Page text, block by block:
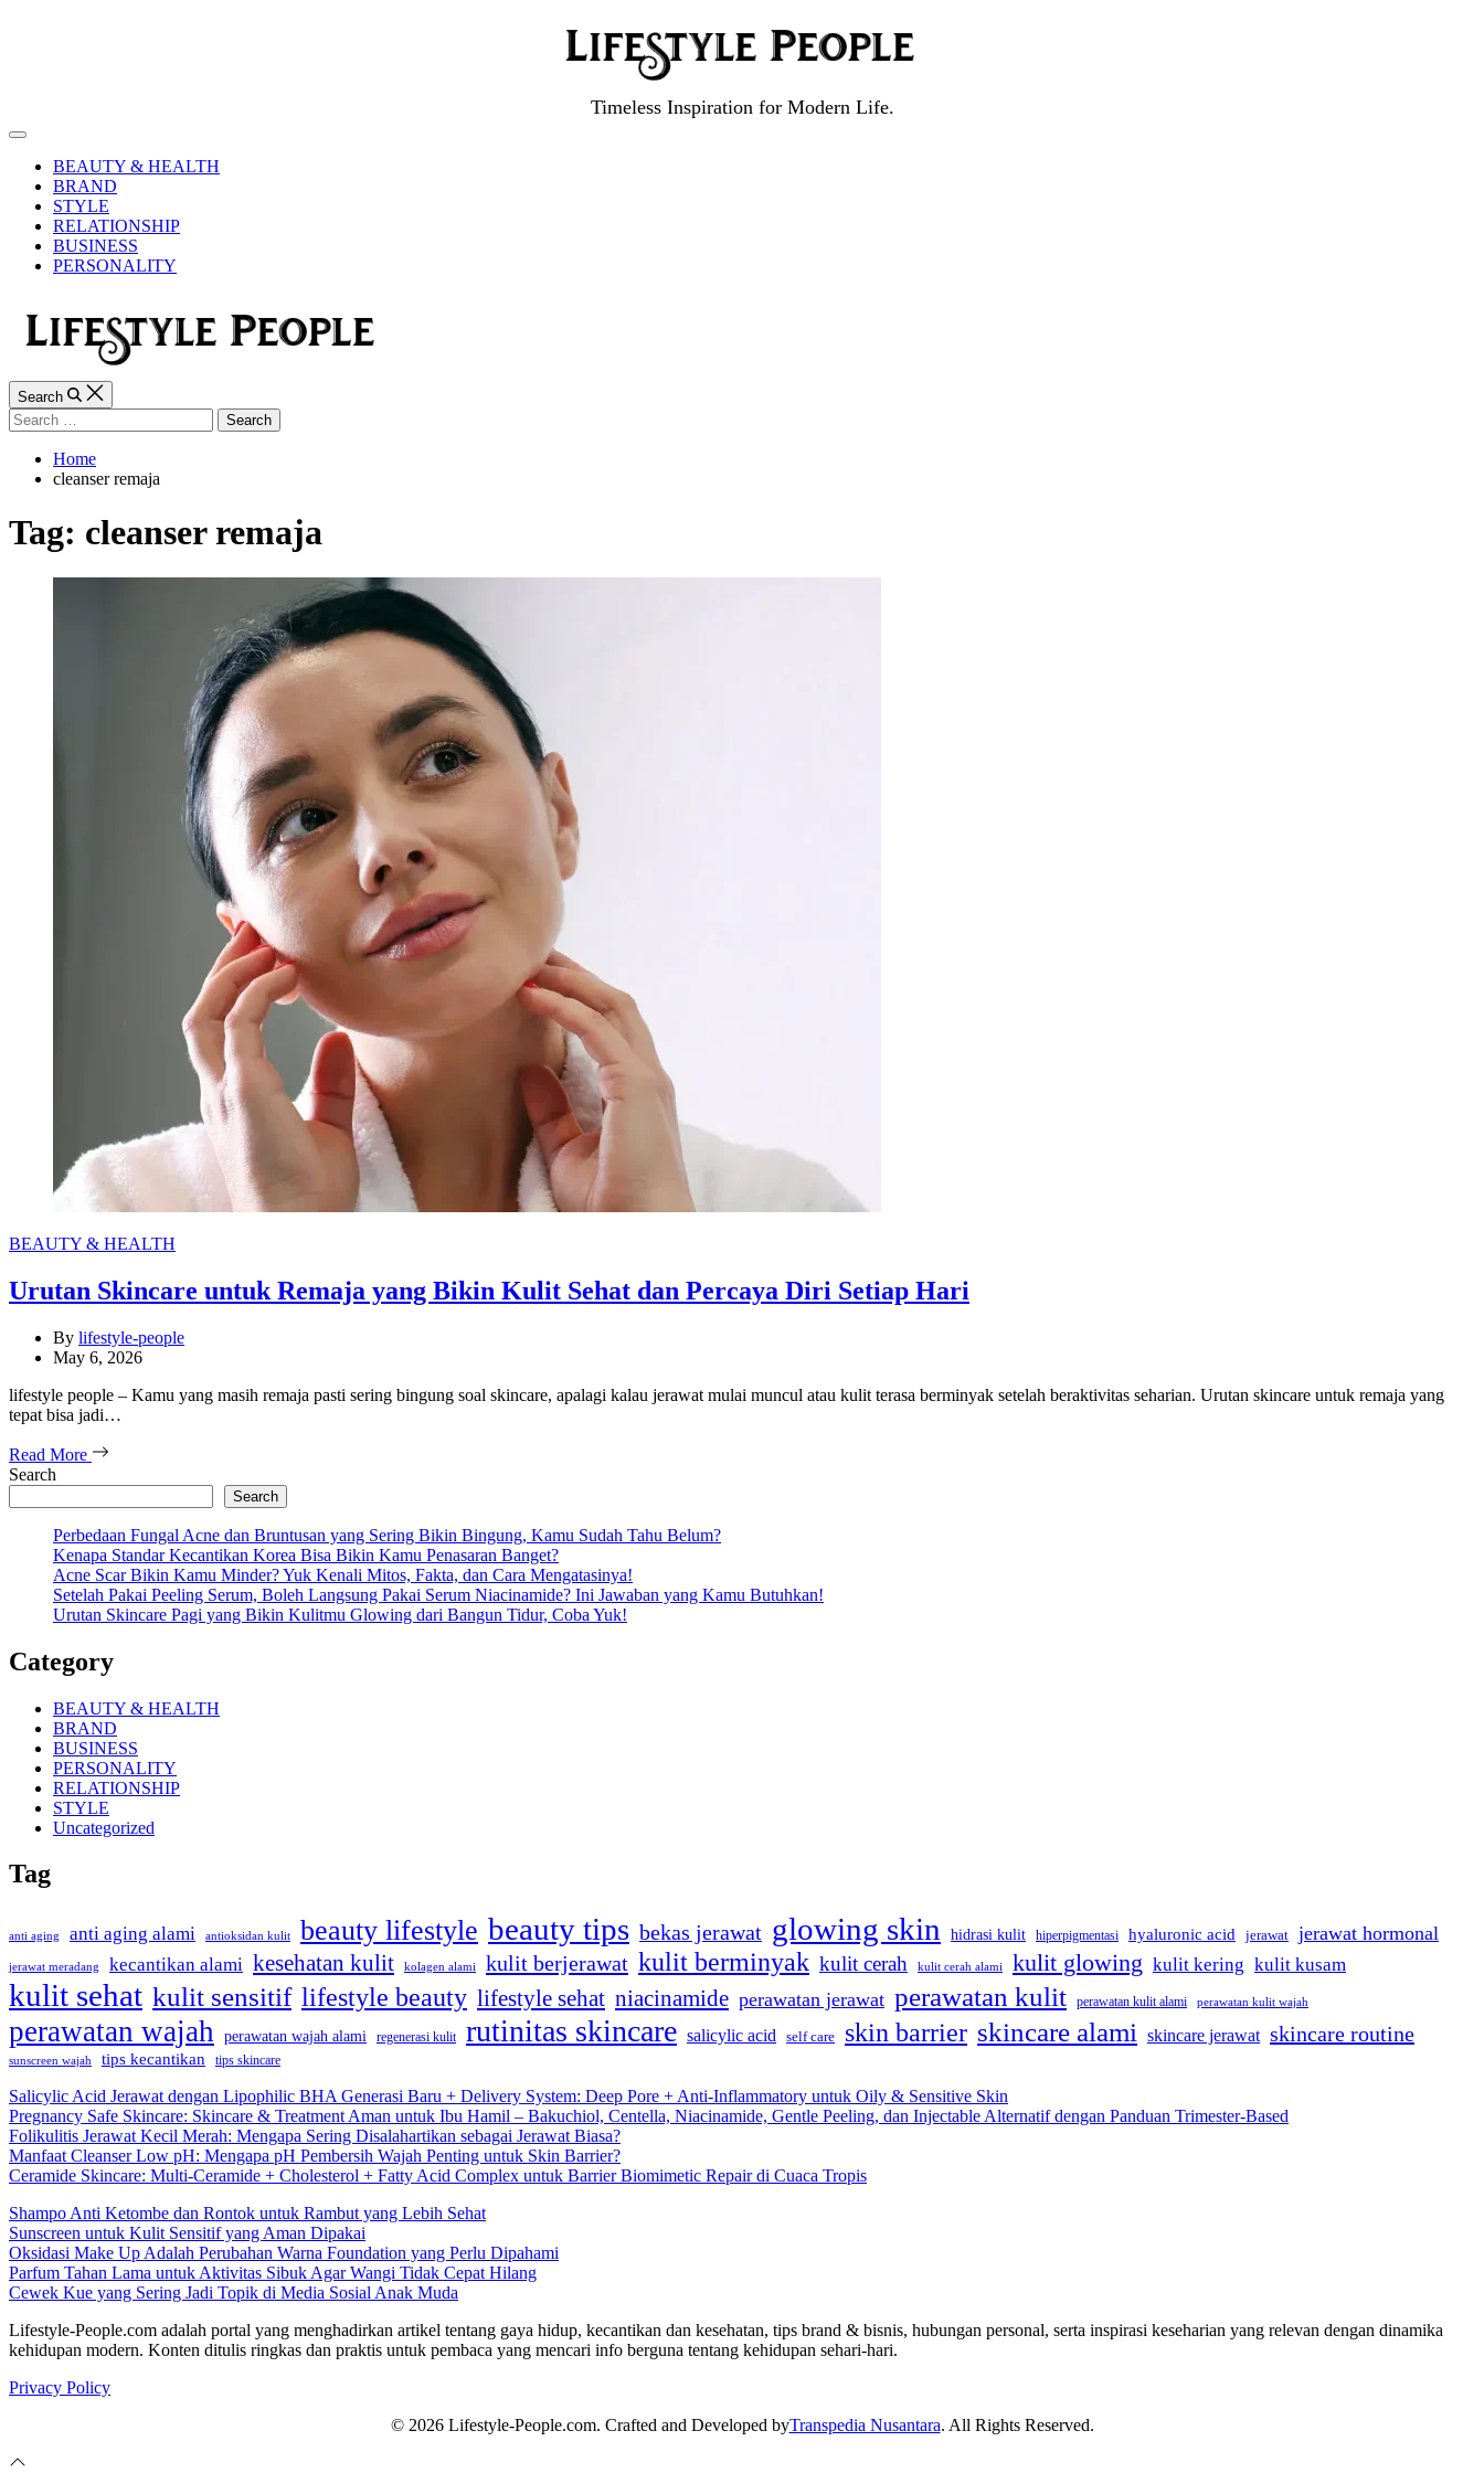
Timeless Inspiration for Modern Life.
Off
CanvasBEAUTY & HEALTH
BRAND
STYLE
RELATIONSHIP
BUSINESS
PERSONALITY
Search
Search
for:
Home
cleanser remaja
Tag: cleanser remaja
Categories
BEAUTY & HEALTH
Urutan Skincare untuk Remaja yang Bikin Kulit Sehat dan Percaya Diri Setiap Hari
By lifestyle-people
May 6, 2026
lifestyle people – Kamu yang masih remaja pasti sering bingung soal skincare, apalagi kalau jerawat mulai muncul atau kulit terasa berminyak setelah beraktivitas seharian. Urutan skincare untuk remaja yang
tepat bisa jadi…
Read More
Search
Search
Perbedaan Fungal Acne dan Bruntusan yang Sering Bikin Bingung, Kamu Sudah Tahu Belum?
Kenapa Standar Kecantikan Korea Bisa Bikin Kamu Penasaran Banget?
Acne Scar Bikin Kamu Minder? Yuk Kenali Mitos, Fakta, dan Cara Mengatasinya!
Setelah Pakai Peeling Serum, Boleh Langsung Pakai Serum Niacinamide? Ini Jawaban yang Kamu Butuhkan!
Urutan Skincare Pagi yang Bikin Kulitmu Glowing dari Bangun Tidur, Coba Yuk!
Category
BEAUTY & HEALTH
BRAND
BUSINESS
PERSONALITY
RELATIONSHIP
STYLE
Uncategorized
Tag
anti aging anti aging alami antioksidan kulit beauty lifestyle beauty tips bekas jerawat glowing skin hidrasi kulit hiperpigmentasi hyaluronic acid jerawat jerawat hormonal
jerawat meradang kecantikan alami kesehatan kulit kolagen alami kulit berjerawat kulit berminyak kulit cerah kulit cerah alami kulit glowing kulit kering kulit kusam
kulit sehat kulit sensitif lifestyle beauty lifestyle sehat niacinamide perawatan jerawat perawatan kulit perawatan kulit alami perawatan kulit wajah
perawatan wajah perawatan wajah alami regenerasi kulit rutinitas skincare salicylic acid self care skin barrier skincare alami skincare jerawat skincare routine
sunscreen wajah tips kecantikan tips skincare
Salicylic Acid Jerawat dengan Lipophilic BHA Generasi Baru + Delivery System: Deep Pore + Anti-Inflammatory untuk Oily & Sensitive Skin
Pregnancy Safe Skincare: Skincare & Treatment Aman untuk Ibu Hamil – Bakuchiol, Centella, Niacinamide, Gentle Peeling, dan Injectable Alternatif dengan Panduan Trimester-Based
Folikulitis Jerawat Kecil Merah: Mengapa Sering Disalahartikan sebagai Jerawat Biasa?
Manfaat Cleanser Low pH: Mengapa pH Pembersih Wajah Penting untuk Skin Barrier?
Ceramide Skincare: Multi-Ceramide + Cholesterol + Fatty Acid Complex untuk Barrier Biomimetic Repair di Cuaca Tropis
Shampo Anti Ketombe dan Rontok untuk Rambut yang Lebih Sehat
Sunscreen untuk Kulit Sensitif yang Aman Dipakai
Oksidasi Make Up Adalah Perubahan Warna Foundation yang Perlu Dipahami
Parfum Tahan Lama untuk Aktivitas Sibuk Agar Wangi Tidak Cepat Hilang
Cewek Kue yang Sering Jadi Topik di Media Sosial Anak Muda
Lifestyle-People.com adalah portal yang menghadirkan artikel tentang gaya hidup, kecantikan dan kesehatan, tips brand & bisnis, hubungan personal, serta inspirasi keseharian yang relevan dengan dinamika
kehidupan modern. Konten ditulis ringkas dan praktis untuk pembaca yang mencari info berguna tentang kehidupan sehari-hari.
Privacy Policy
© 2026 Lifestyle-People.com. Crafted and Developed byTranspedia Nusantara. All Rights Reserved.